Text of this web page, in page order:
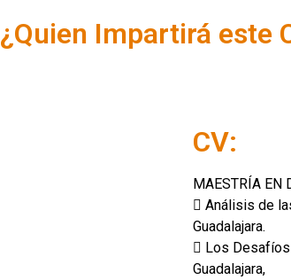
¿Quien Impartirá este
CV:
MAESTRÍA EN
 Análisis de
Guadalajara.
 Los Desafíos
Guadalajara,